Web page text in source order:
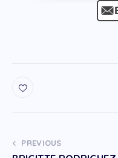
PREVIOUS